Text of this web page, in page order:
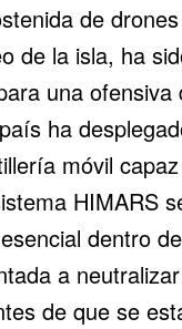
de
de la isla, ha
una
ha
móvil
HIMARS
dentro
a
de que se